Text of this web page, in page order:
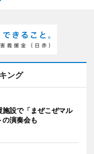
ング
設で「まぜこぜマル
演奏会も